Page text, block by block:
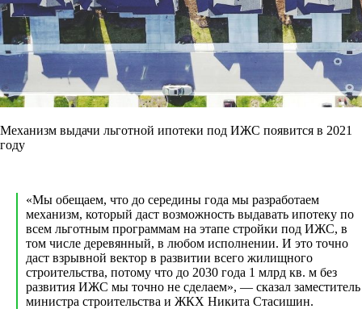
Механизм выдачи льготной ипотеки под ИЖС появится в 2021
году
«Мы обещаем, что до середины года мы разработаем
механизм, который даст возможность выдавать ипотеку по
всем льготным программам на этапе стройки под ИЖС, в
том числе деревянный, в любом исполнении. И это точно
даст взрывной вектор в развитии всего жилищного
строительства, потому что до 2030 года 1 млрд кв. м без
развития ИЖС мы точно не сделаем», — сказал заместитель
министра строительства и ЖКХ Никита Стасишин.